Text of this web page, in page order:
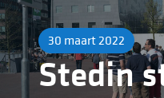
30 maart 2022
Stedin